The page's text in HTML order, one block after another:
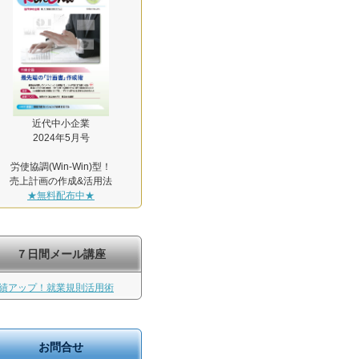
近代中小企業
2024年5月号
労使協調(Win-Win)型！
売上計画の作成&活用法
★無料配布中★
７日間メール講座
アップ！就業規則活用術
お問合せ